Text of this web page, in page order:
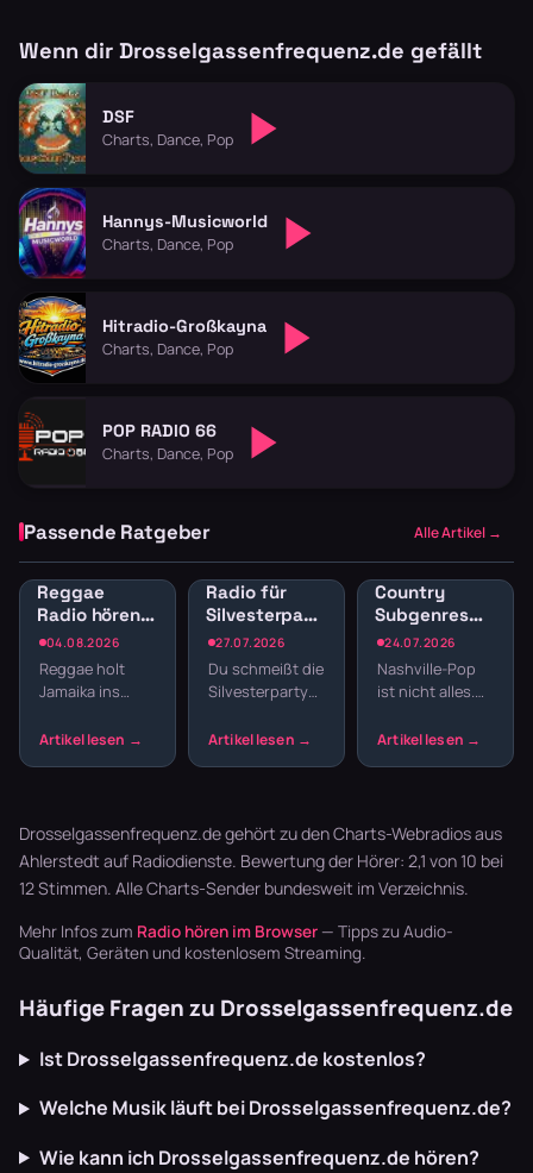
Wenn dir Drosselgassenfrequenz.de gefällt
DSF
Charts, Dance, Pop
Hannys-Musicworld
Charts, Dance, Pop
Hitradio-Großkayna
Charts, Dance, Pop
POP RADIO 66
Charts, Dance, Pop
Passende Ratgeber Alle Artikel →
04.08.2026
Reggae
Radio hören:
Jamaican
Vibes und
Dancehall
Reggae holt
Jamaika ins
Der entspannte
schaffen U…
27.07.2026
Radio für
Silvesterparty:
Die besten
Sender für
den
Jahreswechsel
Du schmeißt die
Silvesterparty
den ganzen
läuft dur…
24.07.2026
Country
Subgenres
Radio:
Bluegrass,
Honky Tonk
Nashville-Pop
ist nicht alles.
Wurzeln, die
Bluegrass …
Drosselgassenfrequenz.de gehört zu den Charts-Webradios aus
Ahlerstedt auf Radiodienste. Bewertung der Hörer: 2,1 von 10 bei
12 Stimmen. AlleCharts-Sender bundesweit im Verzeichnis.
Mehr Infos zum Radio hören im Browser — Tipps zu Audio-
Qualität, Geräten und kostenlosem Streaming.
Häufige Fragen zu Drosselgassenfrequenz.de
Ist Drosselgassenfrequenz.de kostenlos?
Welche Musik läuft bei Drosselgassenfrequenz.de?
Wie kann ich Drosselgassenfrequenz.de hören?